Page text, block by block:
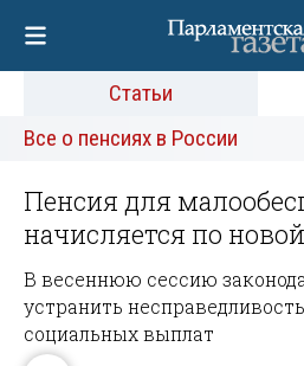
Статьи
Все о пенсиях в России
Пенсия для
начисляется по
В весеннюю сессию
устранить
социальных выплат